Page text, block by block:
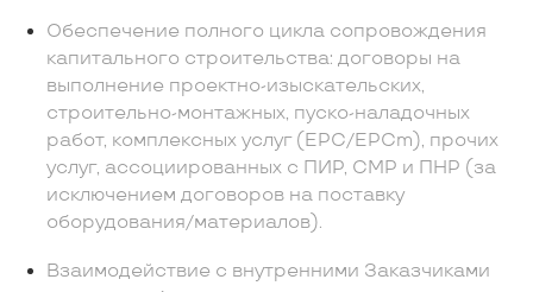
Обеспечение полного цикла сопровождения
капитального строительства: договоры на
выполнение проектно-изыскательских,
строительно-монтажных, пуско-наладочных
работ, комплексных услуг (EPC/EPCm), прочих
услуг, ассоциированных с ПИР, СМР и ПНР (за
исключением договоров на поставку
оборудования/материалов).
Взаимодействие с внутренними Заказчиками